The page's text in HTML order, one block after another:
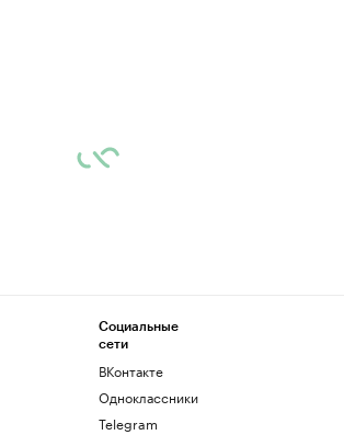
Социальные
сети
ВКонтакте
Одноклассники
Telegram